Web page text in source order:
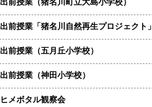
出前授業「猪名川自然再生プロジェクト」
出前授業（五月丘小学校）
出前授業（神田小学校）
ヒメボタル観察会